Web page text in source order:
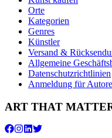
Orte
Kategorien
Genres
Künstler
Versand &
Allgemeine
Datenschutzrichtlinien
Anmeldung für
ART THAT